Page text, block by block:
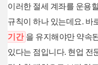
이러한 절세 계좌를 운용
규칙이 하나 있는데요. 바
기간 을 유지해야만 약속
있다는 점입니다. 현업 전